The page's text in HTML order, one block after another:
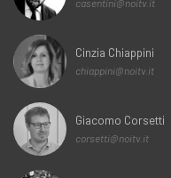
casentini@noitv.it
Cinzia Chiappini
chiappini@noitv.it
Giacomo Corsetti
corsetti@noitv.it